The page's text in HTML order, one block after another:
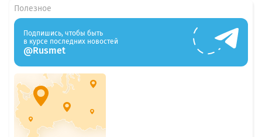
Полезное
Подпишись, чтобы быть
в курсе последних новостей
@Rusmet